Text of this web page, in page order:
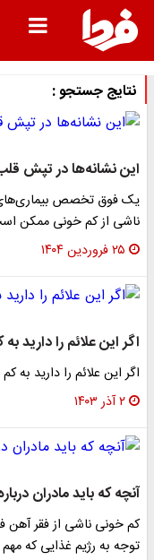
نتایج جستجو :
این نشانه‌ها در تپش
یک فوق تخصص
ناشی از کم خونی ممکن
۲۵ فروردین ۱۴۰۴
اگر این علائم را دارید
اگر این علائم را دارید به
۲ آذر ۱۴۰۳
آنچه که باید مادران
کم خونی ناشی از فقر آهن
توجه به رژیم غذایی که